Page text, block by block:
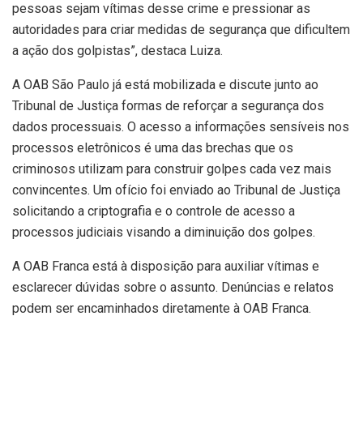
pessoas sejam vítimas desse crime e pressionar as
autoridades para criar medidas de segurança que dificultem
a ação dos golpistas”, destaca Luiza.
A OAB São Paulo já está mobilizada e discute junto ao
Tribunal de Justiça formas de reforçar a segurança dos
dados processuais. O acesso a informações sensíveis nos
processos eletrônicos é uma das brechas que os
criminosos utilizam para construir golpes cada vez mais
convincentes. Um ofício foi enviado ao Tribunal de Justiça
solicitando a criptografia e o controle de acesso a
processos judiciais visando a diminuição dos golpes.
A OAB Franca está à disposição para auxiliar vítimas e
esclarecer dúvidas sobre o assunto. Denúncias e relatos
podem ser encaminhados diretamente à OAB Franca.